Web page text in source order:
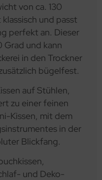
von ca. 130
und passt
perfekt an. Dieser
Grad und kann
in den Trockner
bügelfest.
auf Stühlen,
zu einer feinen
Kissen, mit dem
in der
Blickfang.
und Deko-